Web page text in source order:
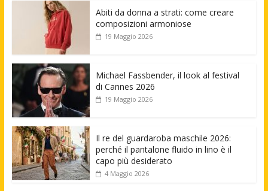
Abiti da donna a strati: come creare
composizioni armoniose
19 Maggio 2026
Michael Fassbender, il look al festival
di Cannes 2026
19 Maggio 2026
Il re del guardaroba maschile 2026:
perché il pantalone fluido in lino è il
capo più desiderato
4 Maggio 2026